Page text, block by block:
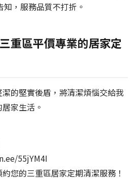
，服務品質不打折。
重區平價專業的居家定
的堅實後盾，將清潔煩惱交給我
家生活。
55jYM4I
您的三重區居家定期清潔服務！